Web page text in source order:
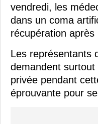
vendredi, les
dans un coma
récupération après
Les représentants
demandent
privée pendant
éprouvante pour